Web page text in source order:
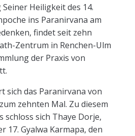
Heiligkeit des 14.
ins Paranirvana am
findet seit zehn
Zentrum in Renchen-Ulm
der Praxis von
sich das Paranirvana von
zehnten Mal. Zu diesem
schloss sich Thaye Dorje,
17. Gyalwa Karmapa, den